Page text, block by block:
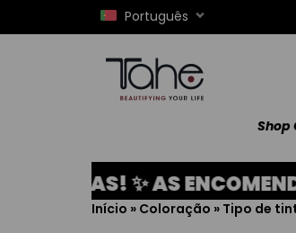
Português
Shop
✨ AS ENCOMENDAS
Início » Coloração » Tipo de